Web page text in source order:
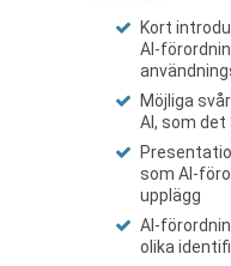
Kort
AI-
Möjliga
AI, som
som AI-
upplägg
AI-
olika